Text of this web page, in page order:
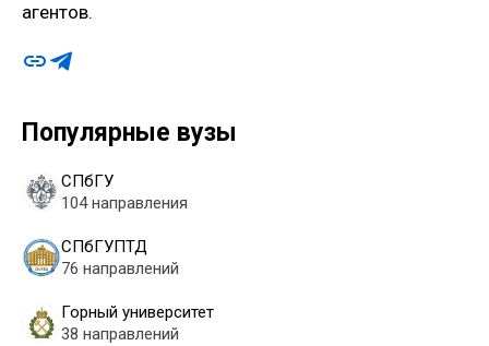
Популярные вузы
СПбГУ
104 направления
СПбГУПТД
76 направлений
Горный университет
38 направлений
агентов.